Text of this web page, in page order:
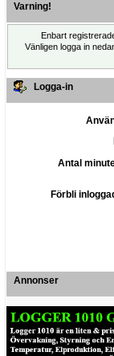
Varning!
Enbart
Vänligen logga in
Logga-in
Antal
Förbli
Annonser